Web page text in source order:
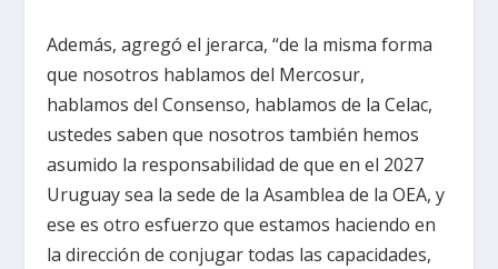
Además, agregó el jerarca, “de la misma forma
que nosotros hablamos del Mercosur,
hablamos del Consenso, hablamos de la Celac,
ustedes saben que nosotros también hemos
asumido la responsabilidad de que en el 2027
Uruguay sea la sede de la Asamblea de la OEA, y
ese es otro esfuerzo que estamos haciendo en
la dirección de conjugar todas las capacidades,